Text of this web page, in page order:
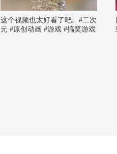
这个视频也太好看了吧。#二次
元 #原创动画 #游戏 #搞笑游戏